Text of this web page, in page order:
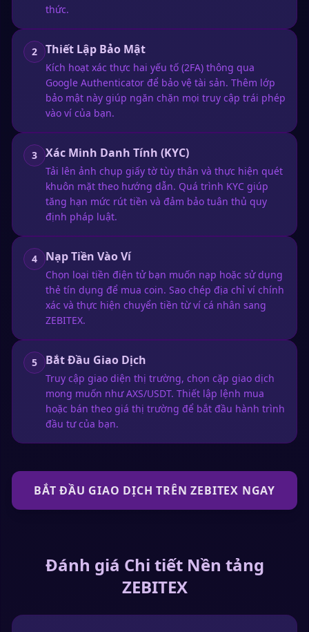
thức.
2 Thiết Lập Bảo Mật
Kích hoạt xác thực hai yếu tố (2FA) thông qua
Google Authenticator để bảo vệ tài sản. Thêm lớp
bảo mật này giúp ngăn chặn mọi truy cập trái phép
vào ví của bạn.
3 Xác Minh Danh Tính (KYC)
Tải lên ảnh chụp giấy tờ tùy thân và thực hiện quét
khuôn mặt theo hướng dẫn. Quá trình KYC giúp
tăng hạn mức rút tiền và đảm bảo tuân thủ quy
định pháp luật.
4 Nạp Tiền Vào Ví
Chọn loại tiền điện tử bạn muốn nạp hoặc sử dụng
thẻ tín dụng để mua coin. Sao chép địa chỉ ví chính
xác và thực hiện chuyển tiền từ ví cá nhân sang
ZEBITEX.
5 Bắt Đầu Giao Dịch
Truy cập giao diện thị trường, chọn cặp giao dịch
mong muốn như AXS/USDT. Thiết lập lệnh mua
hoặc bán theo giá thị trường để bắt đầu hành trình
đầu tư của bạn.
BẮT ĐẦU GIAO DỊCH TRÊN ZEBITEX NGAY
Đánh giá Chi tiết Nền tảng
ZEBITEX